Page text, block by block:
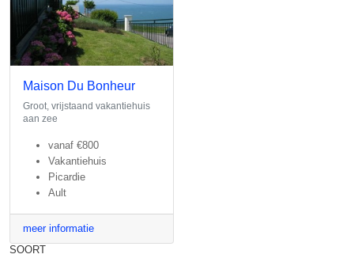
Maison Du Bonheur
Groot, vrijstaand vakantiehuis
aan zee
vanaf €800
Vakantiehuis
Picardie
Ault
meer informatie
SOORT